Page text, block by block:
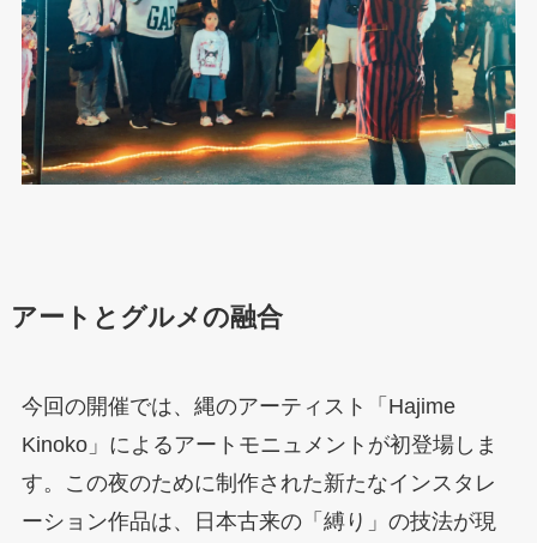
アートとグルメの融合
今回の開催では、縄のアーティスト「Hajime
Kinoko」によるアートモニュメントが初登場しま
す。この夜のために制作された新たなインスタレ
ーション作品は、日本古来の「縛り」の技法が現